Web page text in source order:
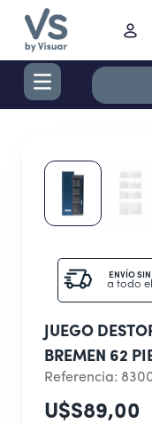
ENVÍO
a todo
JUEGO
BREMEN 62
Referencia:
U$S89,00
.
termo
3.
cocina
5.
secador
6.
7.
lavarropas
8.
nestle
9